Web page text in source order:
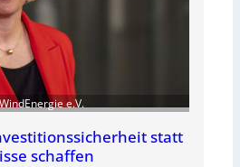
e.V.
statt
schaffen